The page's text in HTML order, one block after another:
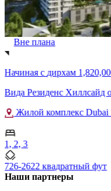
Вне плана
Начиная с дирхам
Вида Резиденс Хиллсайд
Жилой комплекс Dubai
1, 2, 3
726-2622 квадратный фут
Наши партнеры